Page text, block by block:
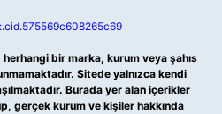
bir marka, kurum veya şahıs
Sitede yalnızca kendi
Burada yer alan içerikler
gerçek kurum ve kişiler hakkında